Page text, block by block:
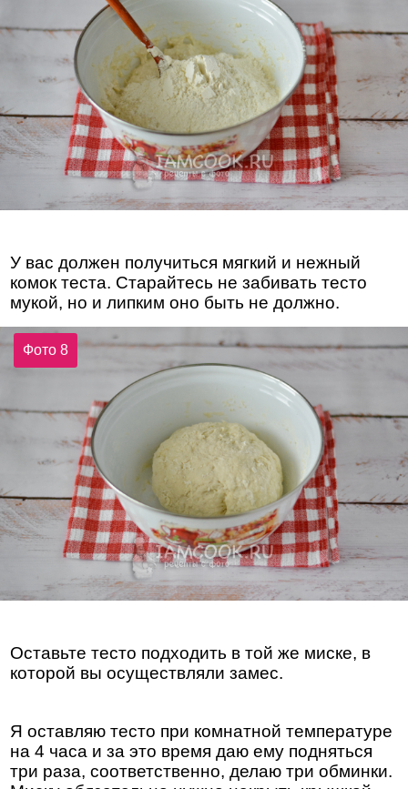
У вас должен получиться мягкий и нежный
комок теста. Старайтесь не забивать тесто
мукой, но и липким оно быть не должно.
Фото 8
Оставьте тесто подходить в той же миске, в
которой вы осуществляли замес.
Я оставляю тесто при комнатной температуре
на 4 часа и за это время даю ему подняться
три раза, соответственно, делаю три обминки.